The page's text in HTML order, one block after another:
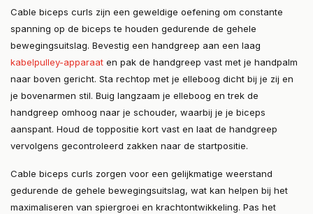
Cable biceps curls zijn een geweldige oefening om constante
spanning op de biceps te houden gedurende de gehele
bewegingsuitslag. Bevestig een handgreep aan een laag
kabelpulley-apparaat en pak de handgreep vast met je handpalm
naar boven gericht. Sta rechtop met je elleboog dicht bij je zij en
je bovenarmen stil. Buig langzaam je elleboog en trek de
handgreep omhoog naar je schouder, waarbij je je biceps
aanspant. Houd de toppositie kort vast en laat de handgreep
vervolgens gecontroleerd zakken naar de startpositie.
Cable biceps curls zorgen voor een gelijkmatige weerstand
gedurende de gehele bewegingsuitslag, wat kan helpen bij het
maximaliseren van spiergroei en krachtontwikkeling. Pas het